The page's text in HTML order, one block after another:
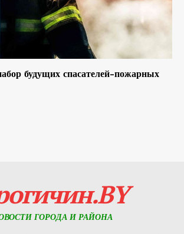
будущих спасателей-пожарных
ГОРОДА И РАЙОНА